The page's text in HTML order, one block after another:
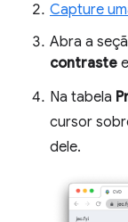
Capture
Abra a
contraste
Na tabela
cursor
dele.